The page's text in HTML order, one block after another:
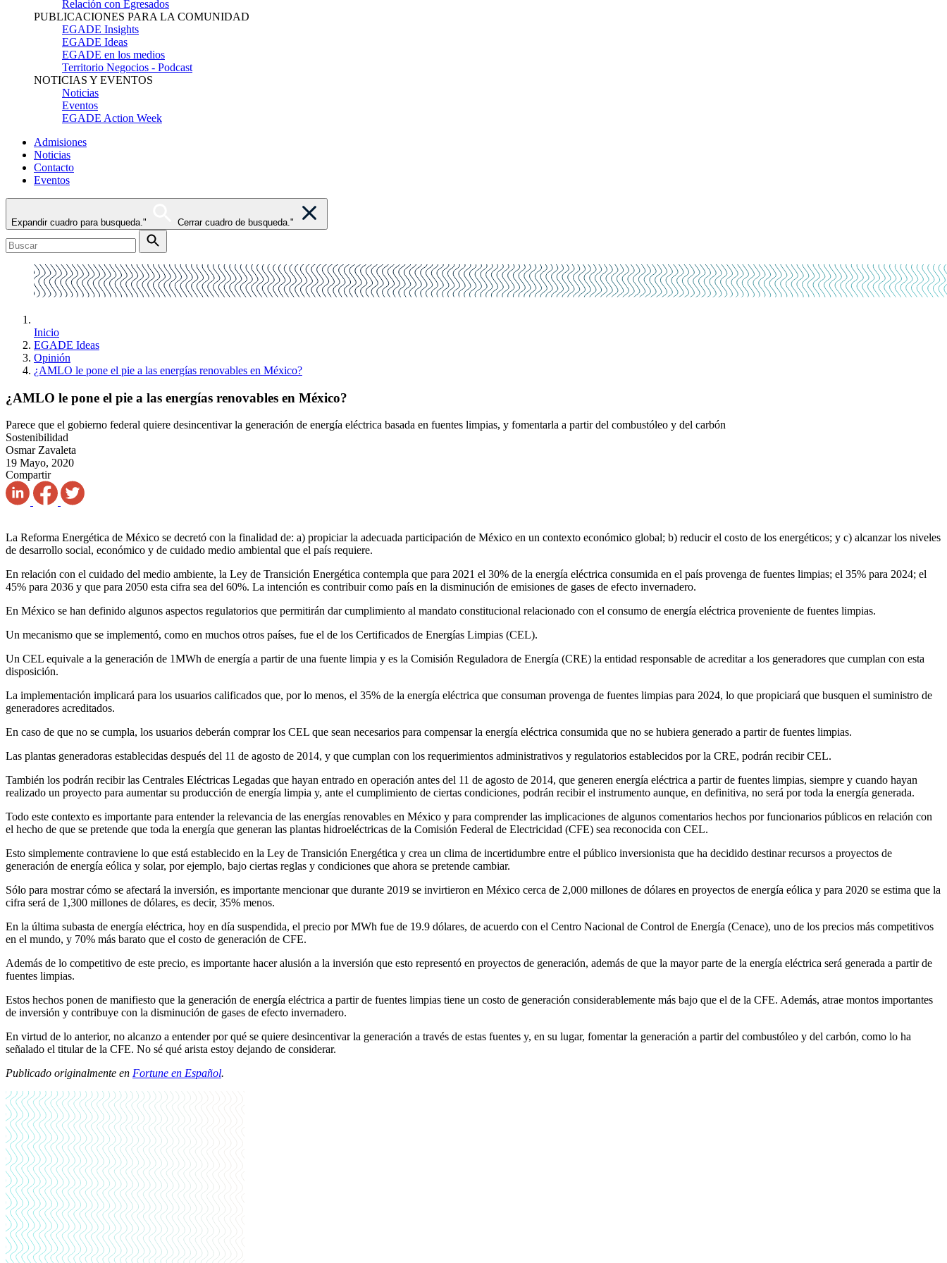
Relación con Egresados
PUBLICACIONES PARA LA COMUNIDAD
EGADE Insights
EGADE Ideas
EGADE en los medios
Territorio Negocios - Podcast
NOTICIAS Y EVENTOS
Noticias
Eventos
EGADE Action Week
Admisiones
Noticias
Contacto
Eventos
Expandir cuadro para busqueda." Cerrar cuadro de busqueda."
Inicio
EGADE Ideas
Opinión
¿AMLO le pone el pie a las energías renovables en México?
¿AMLO le pone el pie a las energías renovables en México?
Parece que el gobierno federal quiere desincentivar la generación de energía eléctrica basada en fuentes limpias, y fomentarla a partir del combustóleo y del carbón
Sostenibilidad
Osmar Zavaleta
19 Mayo, 2020
Compartir
La Reforma Energética de México se decretó con la finalidad de: a) propiciar la adecuada participación de México en un contexto económico global; b) reducir el costo de los energéticos; y c) alcanzar los niveles
de desarrollo social, económico y de cuidado medio ambiental que el país requiere.
En relación con el cuidado del medio ambiente, la Ley de Transición Energética contempla que para 2021 el 30% de la energía eléctrica consumida en el país provenga de fuentes limpias; el 35% para 2024; el
45% para 2036 y que para 2050 esta cifra sea del 60%. La intención es contribuir como país en la disminución de emisiones de gases de efecto invernadero.
En México se han definido algunos aspectos regulatorios que permitirán dar cumplimiento al mandato constitucional relacionado con el consumo de energía eléctrica proveniente de fuentes limpias.
Un mecanismo que se implementó, como en muchos otros países, fue el de los Certificados de Energías Limpias (CEL).
Un CEL equivale a la generación de 1MWh de energía a partir de una fuente limpia y es la Comisión Reguladora de Energía (CRE) la entidad responsable de acreditar a los generadores que cumplan con esta
disposición.
La implementación implicará para los usuarios calificados que, por lo menos, el 35% de la energía eléctrica que consuman provenga de fuentes limpias para 2024, lo que propiciará que busquen el suministro de
generadores acreditados.
En caso de que no se cumpla, los usuarios deberán comprar los CEL que sean necesarios para compensar la energía eléctrica consumida que no se hubiera generado a partir de fuentes limpias.
Las plantas generadoras establecidas después del 11 de agosto de 2014, y que cumplan con los requerimientos administrativos y regulatorios establecidos por la CRE, podrán recibir CEL.
También los podrán recibir las Centrales Eléctricas Legadas que hayan entrado en operación antes del 11 de agosto de 2014, que generen energía eléctrica a partir de fuentes limpias, siempre y cuando hayan
realizado un proyecto para aumentar su producción de energía limpia y, ante el cumplimiento de ciertas condiciones, podrán recibir el instrumento aunque, en definitiva, no será por toda la energía generada.
Todo este contexto es importante para entender la relevancia de las energías renovables en México y para comprender las implicaciones de algunos comentarios hechos por funcionarios públicos en relación con
el hecho de que se pretende que toda la energía que generan las plantas hidroeléctricas de la Comisión Federal de Electricidad (CFE) sea reconocida con CEL.
Esto simplemente contraviene lo que está establecido en la Ley de Transición Energética y crea un clima de incertidumbre entre el público inversionista que ha decidido destinar recursos a proyectos de
generación de energía eólica y solar, por ejemplo, bajo ciertas reglas y condiciones que ahora se pretende cambiar.
Sólo para mostrar cómo se afectará la inversión, es importante mencionar que durante 2019 se invirtieron en México cerca de 2,000 millones de dólares en proyectos de energía eólica y para 2020 se estima que la
cifra será de 1,300 millones de dólares, es decir, 35% menos.
En la última subasta de energía eléctrica, hoy en día suspendida, el precio por MWh fue de 19.9 dólares, de acuerdo con el Centro Nacional de Control de Energía (Cenace), uno de los precios más competitivos
en el mundo, y 70% más barato que el costo de generación de CFE.
Además de lo competitivo de este precio, es importante hacer alusión a la inversión que esto representó en proyectos de generación, además de que la mayor parte de la energía eléctrica será generada a partir de
fuentes limpias.
Estos hechos ponen de manifiesto que la generación de energía eléctrica a partir de fuentes limpias tiene un costo de generación considerablemente más bajo que el de la CFE. Además, atrae montos importantes
de inversión y contribuye con la disminución de gases de efecto invernadero.
En virtud de lo anterior, no alcanzo a entender por qué se quiere desincentivar la generación a través de estas fuentes y, en su lugar, fomentar la generación a partir del combustóleo y del carbón, como lo ha
señalado el titular de la CFE. No sé qué arista estoy dejando de considerar.
Publicado originalmente en Fortune en Español.